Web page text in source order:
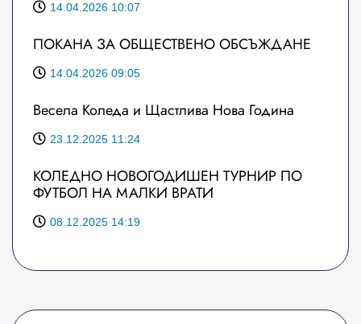
14.04.2026 10:07
ПОКАНА ЗА ОБЩЕСТВЕНО ОБСЪЖДАНЕ
14.04.2026 09:05
Весела Коледа и Щастлива Нова Година
23.12.2025 11:24
КОЛЕДНО НОВОГОДИШЕН ТУРНИР ПО
ФУТБОЛ НА МАЛКИ ВРАТИ
08.12.2025 14:19